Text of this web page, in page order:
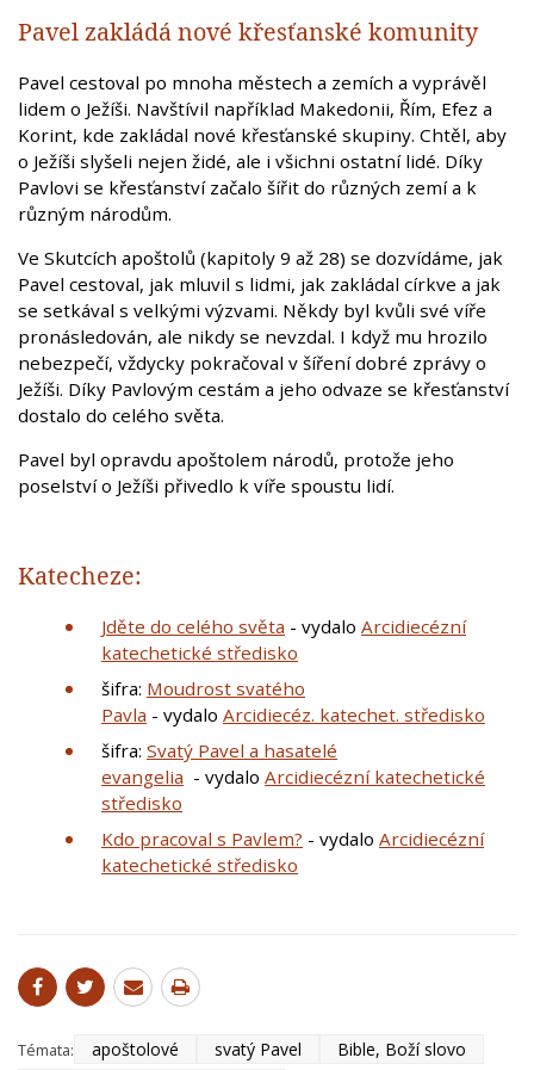
Pavel zakládá nové křesťanské komunity
Pavel cestoval po mnoha městech a zemích a vyprávěl
lidem o Ježíši. Navštívil například Makedonii, Řím, Efez a
Korint, kde zakládal nové křesťanské skupiny. Chtěl, aby
o Ježíši slyšeli nejen židé, ale i všichni ostatní lidé. Díky
Pavlovi se křesťanství začalo šířit do různých zemí a k
různým národům.
Ve Skutcích apoštolů (kapitoly 9 až 28) se dozvídáme, jak
Pavel cestoval, jak mluvil s lidmi, jak zakládal církve a jak
se setkával s velkými výzvami. Někdy byl kvůli své víře
pronásledován, ale nikdy se nevzdal. I když mu hrozilo
nebezpečí, vždycky pokračoval v šíření dobré zprávy o
Ježíši. Díky Pavlovým cestám a jeho odvaze se křesťanství
dostalo do celého světa.
Pavel byl opravdu apoštolem národů, protože jeho
poselství o Ježíši přivedlo k víře spoustu lidí.
Katecheze:
Jděte do celého světa - vydalo Arcidiecézní
katechetické středisko
šifra: Moudrost svatého
Pavla - vydalo Arcidiecéz. katechet. středisko
šifra: Svatý Pavel a hasatelé
evangelia - vydalo Arcidiecézní katechetické
středisko
Kdo pracoval s Pavlem? - vydalo Arcidiecézní
katechetické středisko
Témata: apoštolové svatý Pavel
Bible, Boží slovo